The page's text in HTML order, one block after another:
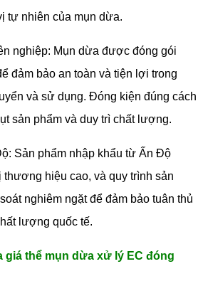
tự nhiên của mụn dừa.
nghiệp: Mụn dừa được đóng gói
đảm bảo an toàn và tiện lợi trong
và sử dụng. Đóng kiện đúng cách
sản phẩm và duy trì chất lượng.
Sản phẩm nhập khẩu từ Ấn Độ
hiệu cao, và quy trình sản
nghiêm ngặt để đảm bảo tuân thủ
lượng quốc tế.
giá thể mụn dừa xử lý EC đóng